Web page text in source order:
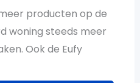
producten op de
woning steeds meer
Ook de Eufy